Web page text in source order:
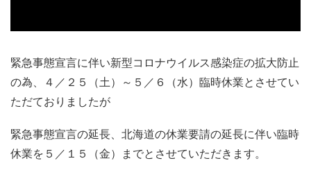
緊急事態宣言に伴い新型コロナウイルス感染症の拡大防止
の為、４／２５（土）～５／６（水）臨時休業とさせてい
ただておりましたが
緊急事態宣言の延長、北海道の休業要請の延長に伴い臨時
休業を５／１５（金）までとさせていただきます。